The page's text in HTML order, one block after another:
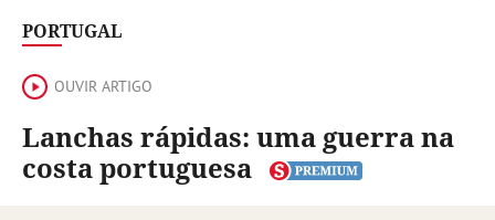
PORTUGAL
OUVIR ARTIGO
Lanchas rápidas: uma guerra na
costa portuguesa